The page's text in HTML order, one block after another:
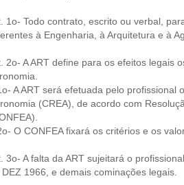
1o- Todo contrato, escrito ou verbal,
à Engenharia, à Arquitetura e à
2o- A ART define para os efeitos legais
A ART será efetuada pelo
(CREA), de acordo com
O CONFEA fixará os critérios e os
3o- A falta da ART sujeitará o
DEZ 1966, e demais cominações legais.